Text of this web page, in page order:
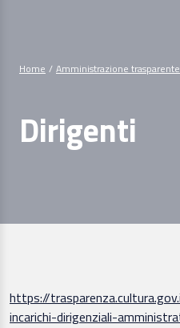
Home / Amministrazione trasparente
Dirigenti
https://
incarichi-dirigenziali-